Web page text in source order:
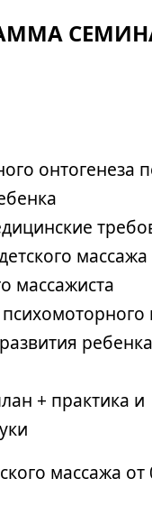
онтогенеза
массажа
массажиста
+ практика и
массажа от